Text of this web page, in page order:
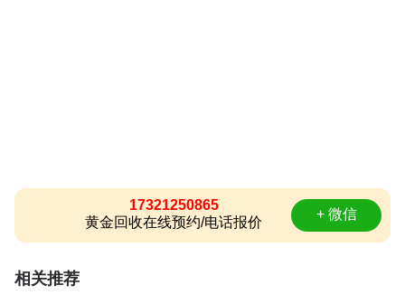
17321250865
黄金回收在线预约/电话报价
+ 微信
相关推荐